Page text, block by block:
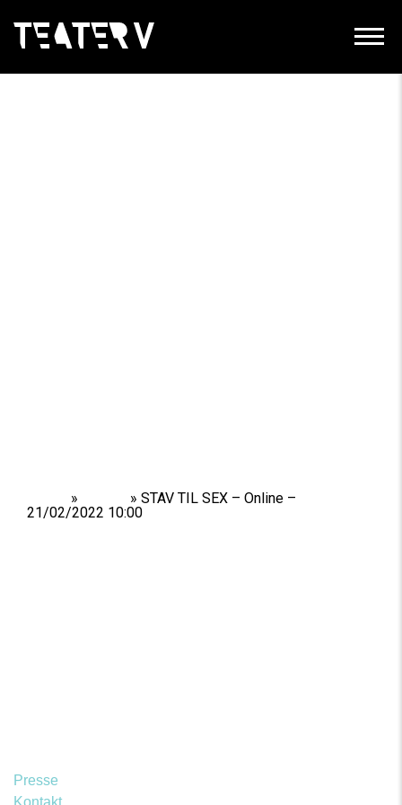
» » STAV TIL SEX – Online –
21/02/2022 10:00
Presse
Kontakt